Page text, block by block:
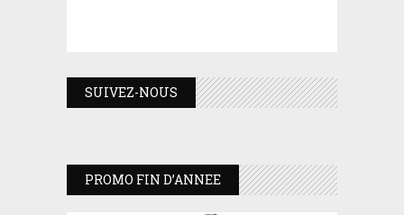
SUIVEZ-NOUS
PROMO FIN D’ANNEE